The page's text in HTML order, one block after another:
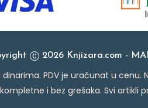
2026 Knjizara.com -
PDV je uračunat u
i bez grešaka. Svi artikli